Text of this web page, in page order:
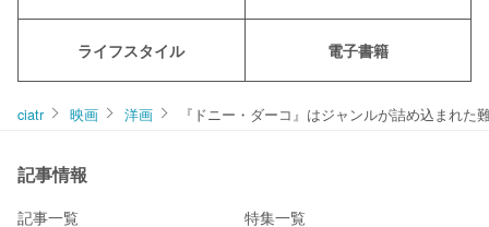
ライフスタイル 電子書籍
ciatr 映画 洋画 『ドニー・ダーコ』はジャンルが詰め込まれ
記事情報
記事一覧 特集一覧